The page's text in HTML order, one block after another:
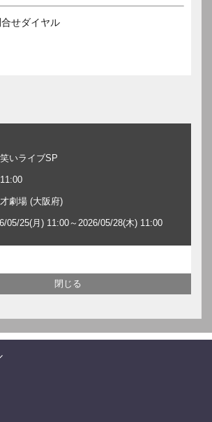
せダイヤル
いライブSP
劇場 (大阪府)
05/25(月) 11:00～2026/05/28(木) 11:00